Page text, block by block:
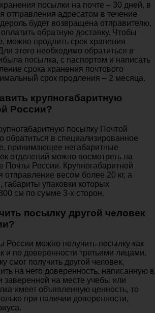
посылки на почте – 30 дней, в
отправления адресатом в течение
будет возвращена отправителю,
обратную доставку. Чтобы
можно продлить срок хранения
этого необходимо обратиться в
посылка, с паспортом и написать
срока хранения почтового
срок продления – 2 месяца.
крупногабаритную
России?
посылку Почтой
обратиться в специализированное
принимающее негабаритные
отделений можно посмотреть на
Почты России. Крупногабаритной
отправление весом более 20 кг, а
габариты упаковки которых
см по сумме 3-х сторон.
посылку другой человек
России можно получить посылку как
и по доверенности третьими лицами.
смог получить другой человек,
на него доверенность, написанную в
на месте учебы или
имеет объявленную ценность, то
при наличии доверенности,